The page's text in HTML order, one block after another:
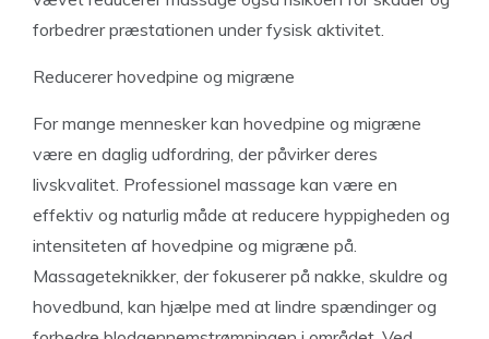
forbedrer præstationen under fysisk aktivitet.
Reducerer hovedpine og migræne
For mange mennesker kan hovedpine og migræne
være en daglig udfordring, der påvirker deres
livskvalitet. Professionel massage kan være en
effektiv og naturlig måde at reducere hyppigheden og
intensiteten af hovedpine og migræne på.
Massageteknikker, der fokuserer på nakke, skuldre og
hovedbund, kan hjælpe med at lindre spændinger og